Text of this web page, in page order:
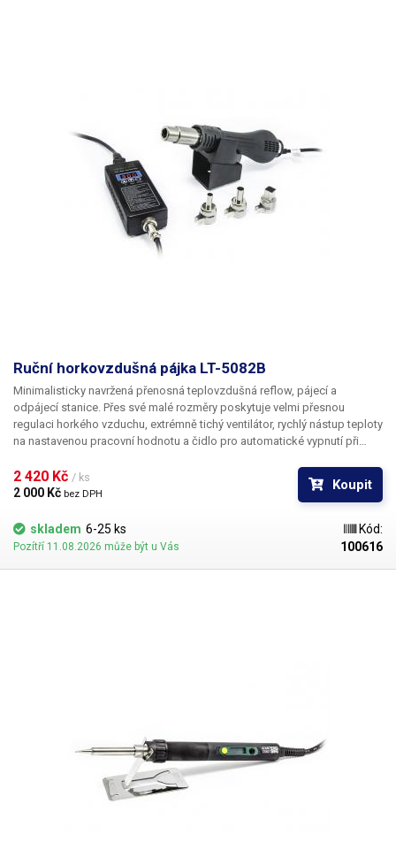
zemnění
< 2 mV
Výměnné hroty (typ) klasické řada 900-T
1 kg
Ruční horkovzdušná pájka LT-5082B
Minimalisticky navržená přenosná teplovzdušná reflow, pájecí a
odpájecí stanice. Přes své malé rozměry poskytuje velmi přesnou
regulaci horkého vzduchu, extrémně tichý ventilátor, rychlý nástup teploty
na nastavenou pracovní hodnotu a čidlo pro automatické vypnutí při
což je o poznání více, než příkon některých stolních teplovzdušných
stanic.
2 420 Kč / ks
2 000 Kč bez DPH
Koupit
skladem 6-25 ks
Pozítří 11.08.2026 může být u Vás
Kód:
100616